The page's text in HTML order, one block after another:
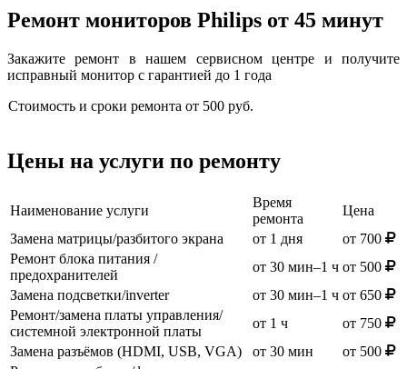
Ремонт мониторов Philips от 45 минут
Закажите ремонт в нашем сервисном центре и получите
исправный монитор с гарантией до 1 года
Стоимость и сроки ремонта от 500 руб.
Цены на услуги по ремонту
Наименование услуги
Время
ремонта
Цена
Замена матрицы/разбитого экрана
от 1 дня
от 700
Ремонт блока питания /
предохранителей
от 30 мин–1 ч от 500
Замена подсветки/inverter
от 30 мин–1 ч от 650
Ремонт/замена платы управления/
системной электронной платы
от 1 ч
от 750
Замена разъёмов (HDMI, USB, VGA)
от 30 мин
от 500